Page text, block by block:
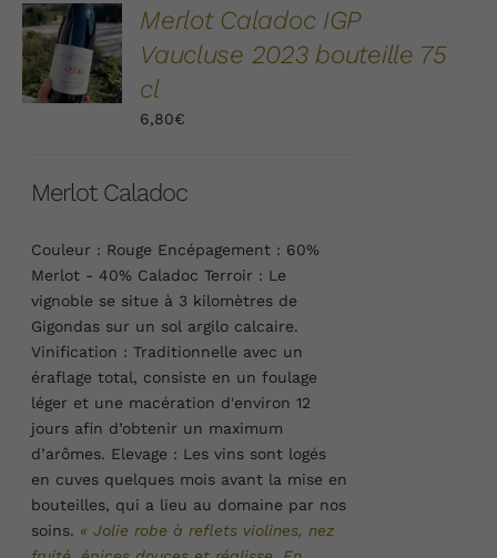
AJOUTER
AU
PANIER
/
DÉTAILS
Merlot Caladoc IGP
Vaucluse 2023 bouteille 75
cl
6,80€
Merlot Caladoc
Couleur : Rouge Encépagement : 60%
Merlot - 40% Caladoc Terroir : Le
vignoble se situe à 3 kilomètres de
Gigondas sur un sol argilo calcaire.
Vinification : Traditionnelle avec un
éraflage total, consiste en un foulage
léger et une macération d'environ 12
jours afin d’obtenir un maximum
d’arômes. Elevage : Les vins sont logés
en cuves quelques mois avant la mise en
bouteilles, qui a lieu au domaine par nos
soins. « Jolie robe à reflets violines, nez